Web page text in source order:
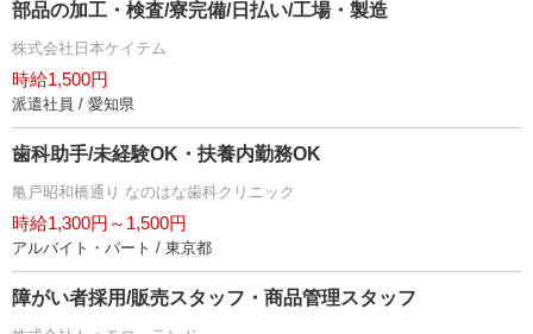
部品の加工・検査/寮完備/日払い/工場・製造
株式会社日本ケイテム
時給1,500円
派遣社員 / 愛知県
歯科助手/未経験OK・扶養内勤務OK
亀戸昭和橋通り なのはな歯科クリニック
時給1,300円～1,500円
アルバイト・パート / 東京都
障がい者採用/販売スタッフ・商品管理スタッフ